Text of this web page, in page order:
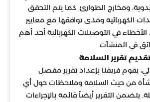
ومخارج الطوارئ. كما يتم التحقق
الكهربائية ومدى توافقها مع معايير
في التوصيلات الكهربائية أحد أهم
في المنشآت.
تقرير السلامة
يقوم فريقنا بإعداد تقرير مفصل
من حيث السلامة وملاحظات حول أي
يتضمن التقرير أيضاً قائمة بالإجراءات